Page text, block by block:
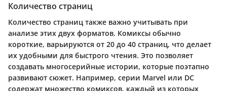
Количество страниц
Количество страниц также важно учитывать при
анализе этих двух форматов. Комиксы обычно
короткие, варьируются от 20 до 40 страниц, что делает
их удобными для быстрого чтения. Это позволяет
создавать многосерийные истории, которые поэтапно
развивают сюжет. Например, серии Marvel или DC
содержат множество комиксов, каждый из которых